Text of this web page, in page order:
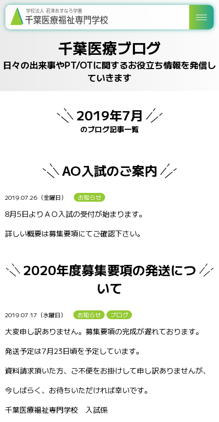
千葉医療ブログ
日々の出来事やPT/OTに関するお役立ち情報を発信し
ていきます
2019年7月
のブログ記事一覧
AO入試のご案内
2019.07.26（金曜日） お知らせ
8月5日よりＡＯ入試の受付が始まります。
詳しい概要は募集要項にてご確認下さい。
2020年度募集要項の発送につ
いて
2019.07.17（水曜日） お知らせ ブログ
大変申し訳ありません。募集要項の完成が遅れております。
発送予定は7月23日頃を予定しています。
資料請求頂いた方、ご不便をお掛けして申し訳ありませんが、
今しばらく、お待ちいただければ幸いです。
千葉医療福祉専門学校 入試係